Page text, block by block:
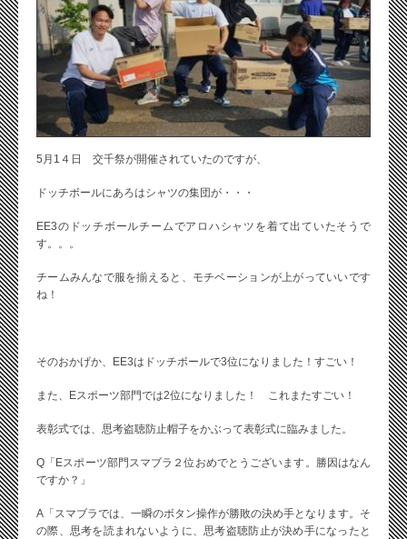
5月1４日 交千祭が開催されていたのですが、
ドッチボールにあろはシャツの集団が・・・
EE3のドッチボールチームでアロハシャツを着て出ていたそうで
す。。。
チームみんなで服を揃えると、モチベーションが上がっていいです
ね！
そのおかげか、EE3はドッチボールで3位になりました！すごい！
また、Eスポーツ部門では2位になりました！ これまたすごい！
表彰式では、思考盗聴防止帽子をかぶって表彰式に臨みました。
Q「Eスポーツ部門スマブラ２位おめでとうございます。勝因はなん
ですか？」
A「スマブラでは、一瞬のボタン操作が勝敗の決め手となります。そ
の際、思考を読まれないように、思考盗聴防止が決め手になったと